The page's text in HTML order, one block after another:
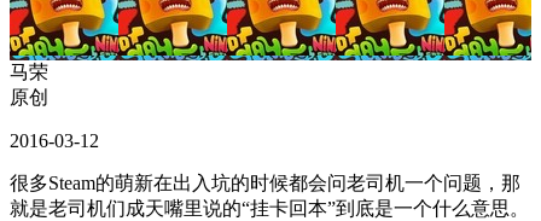
马荣
原创
2016-03-12
很多Steam的萌新在出入坑的时候都会问老司机一个问题，那
就是老司机们成天嘴里说的“挂卡回本”到底是一个什么意思。